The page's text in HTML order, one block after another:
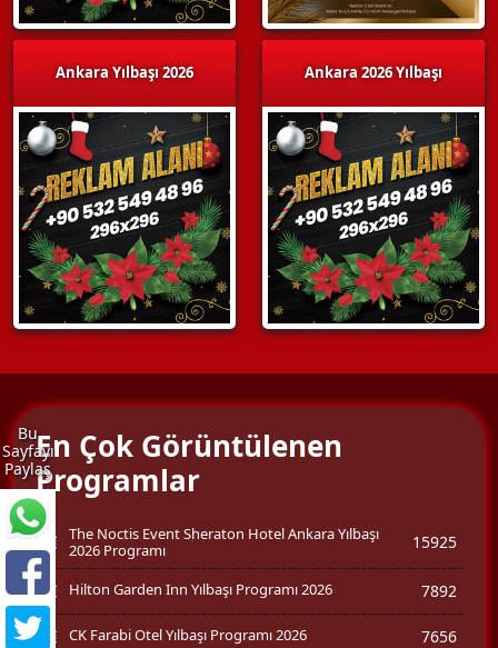
Ankara Yılbaşı 2026 Ankara 2026 Yılbaşı
Bu
Sayfayı
Paylaş
En Çok Görüntülenen
Programlar
The Noctis Event Sheraton Hotel Ankara Yılbaşı
2026 Programı
15925
Hilton Garden Inn Yılbaşı Programı 2026 7892
CK Farabi Otel Yılbaşı Programı 2026 7656